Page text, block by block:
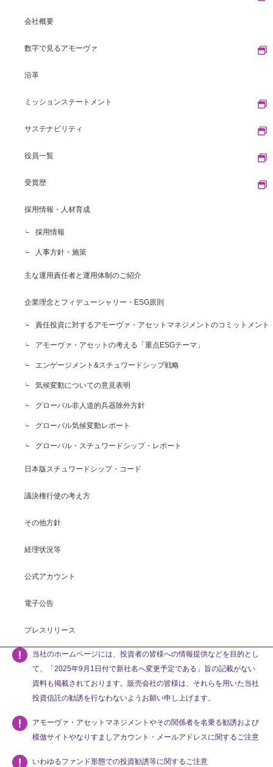
会社概要
数字で見るアモーヴァ
沿革
ミッションステートメント
サステナビリティ
役員一覧
受賞歴
採用情報・人材育成
採用情報
人事方針・施策
主な運用責任者と運用体制のご紹介
企業理念とフィデューシャリー・ESG原則
責任投資に対するアモーヴァ・アセットマネジメントのコミットメント
アモーヴァ・アセットの考える「重点ESGテーマ」
エンゲージメント&スチュワードシップ戦略
気候変動についての意見表明
グローバル非人道的兵器除外方針
グローバル気候変動レポート
グローバル・スチュワードシップ・レポート
日本版スチュワードシップ・コード
議決権行使の考え方
その他方針
経理状況等
公式アカウント
電子公告
プレスリリース
当社のホームページには、投資者の皆様への情報提供などを目的とし
て、「2025年9月1日付で新社名へ変更予定である」旨の記載がない
資料も掲載されております。販売会社の皆様は、それらを用いた当社
投資信託の勧誘を行なわないようお願い申し上げます。
アモーヴァ・アセットマネジメントやその関係者を名乗る勧誘および
模倣サイトやなりすましアカウント・メールアドレスに関するご注意
いわゆるファンド形態での投資勧誘等に関するご注意